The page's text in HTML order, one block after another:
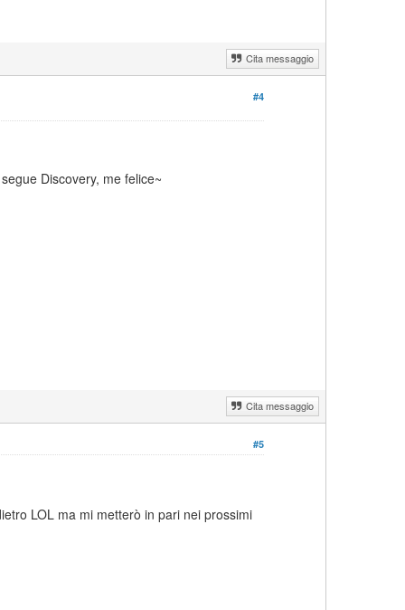
Cita messaggio
#4
Discovery, me felice~
Cita messaggio
#5
LOL ma mi metterò in pari nei prossimi